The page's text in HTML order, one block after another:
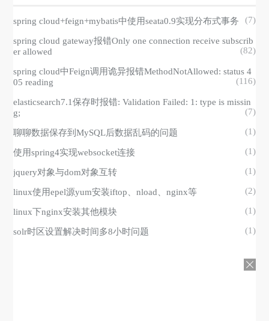
spring cloud+feign+mybatis中使用seata0.9实现分布式事务 (7)
spring cloud gateway报错Only one connection receive subscrib
er allowed
(82)
spring cloud中Feign调用诡异报错MethodNotAllowed: status 4
05 reading
(116)
elasticsearch7.1保存时报错: Validation Failed: 1: type is missin
g;
(7)
聊聊数据保存到MySQL后数据乱码的问题 (1)
使用spring4实现websocket连接 (1)
jquery对象与dom对象互转 (1)
linux使用epel源yum安装iftop、nload、nginx等 (2)
linux下nginx安装其他模块 (1)
solr时区设置解决时间多8小时问题 (1)